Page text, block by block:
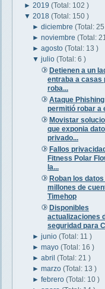
► 2019 (Total: 102 )
▼ 2018 (Total: 150 )
►diciembre(Total:
►noviembre(Total:
►agosto(Total: 13 )
▼julio(Total: 6 )
Detienen a un
entraba a casas
roba...
Ataque
permitió robar a
Movistar
que exponia
privado...
Fallos
Fitness Polar
la...
Roban los datos
millones de
Timehop
Disponibles
actualizaciones
seguridad para
►junio(Total: 11 )
►mayo(Total: 16 )
►abril(Total: 21 )
►marzo(Total: 13 )
►febrero(Total: 10 )